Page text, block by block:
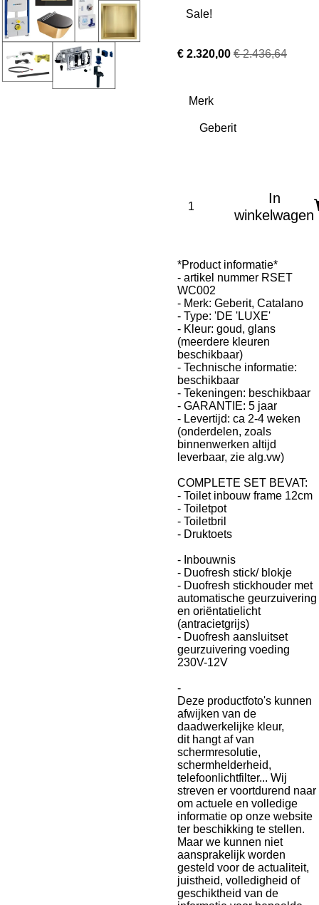
Sale!
€ 2.320,00 € 2.436,64
Merk
In
winkelwagen
*Product informatie*
- artikel nummer RSET
WC002
- Merk: Geberit, Catalano
- Type: 'DE 'LUXE'
- Kleur: goud, glans
(meerdere kleuren
beschikbaar)
- Technische informatie:
beschikbaar
- Tekeningen: beschikbaar
- GARANTIE: 5 jaar
- Levertijd: ca 2-4 weken
(onderdelen, zoals
binnenwerken altijd
leverbaar, zie alg.vw)
COMPLETE SET BEVAT:
- Toilet inbouw frame 12cm
- Toiletpot
- Toiletbril
- Druktoets
- Inbouwnis
- Duofresh stick/ blokje
- Duofresh stickhouder met
automatische geurzuivering
en oriëntatielicht
(antracietgrijs)
- Duofresh aansluitset
geurzuivering voeding
230V-12V
-
Deze productfoto's kunnen
afwijken van de
daadwerkelijke kleur,
dit hangt af van
schermresolutie,
schermhelderheid,
telefoonlichtfilter... Wij
streven er voortdurend naar
om actuele en volledige
informatie op onze website
ter beschikking te stellen.
Maar we kunnen niet
aansprakelijk worden
gesteld voor de actualiteit,
juistheid, volledigheid of
geschiktheid van de